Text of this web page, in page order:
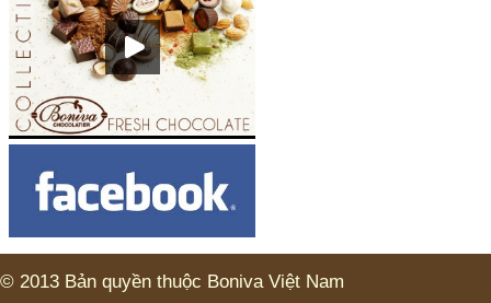
Sôcôla Theo Yêu Cầu
Khách Hàng
Theo Yêu Cầu
Hạt sen
ICED CHOCO MOKA LY
LỚN (CÓ TRÂN CHÂU
HOẶC KHÔNG)
© 2013 Bản quyền thuộc Boniva Việt Nam